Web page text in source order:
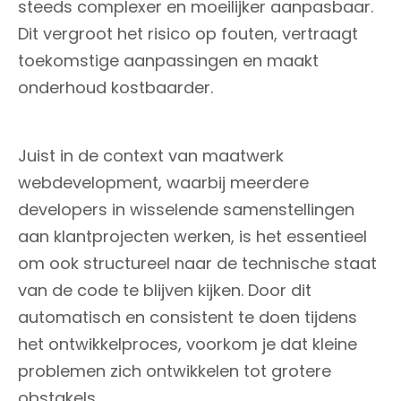
steeds complexer en moeilijker aanpasbaar.
Dit vergroot het risico op fouten, vertraagt
toekomstige aanpassingen en maakt
onderhoud kostbaarder.
Juist in de context van maatwerk
webdevelopment, waarbij meerdere
developers in wisselende samenstellingen
aan klantprojecten werken, is het essentieel
om ook structureel naar de technische staat
van de code te blijven kijken. Door dit
automatisch en consistent te doen tijdens
het ontwikkelproces, voorkom je dat kleine
problemen zich ontwikkelen tot grotere